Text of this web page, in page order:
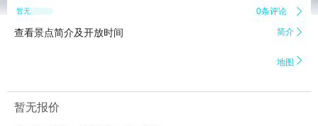
暂无点评 0条评论 
查看景点简介及开放时间 简介 
地图 
暂无报价